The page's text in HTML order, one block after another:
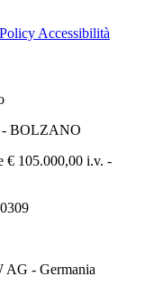
Accessibilità
- BOLZANO
€ 105.000,00 i.v. -
AG - Germania